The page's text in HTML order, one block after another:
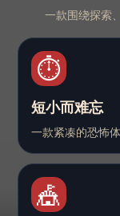
一款围绕探索
⏱️
短小而难忘
一款紧凑的恐怖
🎪